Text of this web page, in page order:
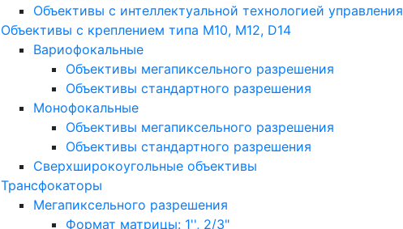
Объективы с интеллектуальной технологией управления
Объективы с креплением типа M10, M12, D14
Вариофокальные
Объективы мегапиксельного разрешения
Объективы стандартного разрешения
Монофокальные
Объективы мегапиксельного разрешения
Объективы стандартного разрешения
Сверхширокоугольные объективы
Трансфокаторы
Мегапиксельного разрешения
Формат матрицы: 1'', 2/3"